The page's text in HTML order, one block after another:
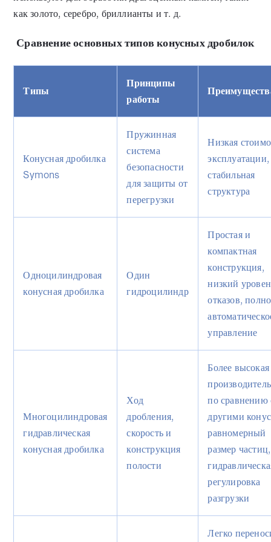
как золото, серебро, бриллианты и т. д.
Сравнение основных типов конусных дробилок
Типы
Принципы
работы
Конусная дробилка
Symons
Пружинная
система
безопасности
для защиты от
перегрузки
Низкая
эксплуатации,
стабильная
структура
Одноцилиндровая
конусная дробилка
Один
гидроцилиндр
Простая и
компактная
конструкция,
низкий
отказов,
управление
Многоцилиндровая
гидравлическая
конусная дробилка
Ход
дробления,
скорость и
конструкция
полости
Более высокая
по сравнению
другими
равномерный
размер частиц,
регулировка
разгрузки
Легко